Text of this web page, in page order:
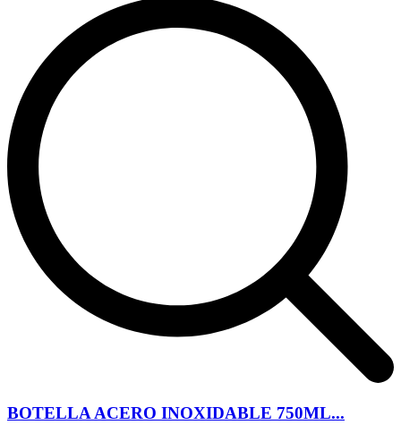
BOTELLA ACERO INOXIDABLE 750ML...